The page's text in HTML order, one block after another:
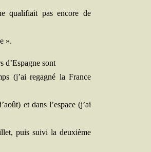
qua­li­fiait pas encore de
».
d’Espagne sont
(j’ai rega­gné la France
et dans l’espace (j’ai
puis sui­vi la deuxième